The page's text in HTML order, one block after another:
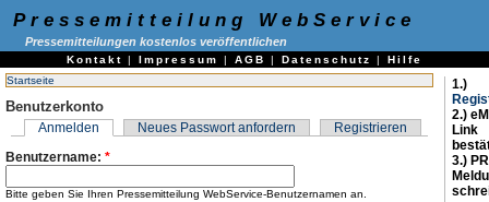
Pressemitteilung WebService
Pressemitteilungen kostenlos veröffentlichen
Kontakt | Impressum | AGB | Datenschutz | Hilfe
Startseite
Benutzerkonto
Anmelden Neues Passwort anfordern
Registrieren
Benutzername: *
Bitte geben Sie Ihren Pressemitteilung WebService-Benutzernamen an.
1.)
2.)
Link
3.)